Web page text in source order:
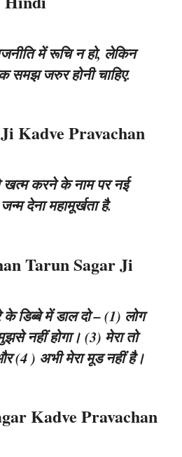
में रूचि न हो, लेकिन
समझ जरुर होनी चाहिए.
Kadve Pravachan
खत्म करने के नाम पर नई
देना महामूर्खता है.
Tarun Sagar Ji
डिब्बे में डाल दो – (1) लोग
नहीं होगा। (3) मेरा तो
(4 ) अभी मेरा मूड नहीं है।
Kadve Pravachan